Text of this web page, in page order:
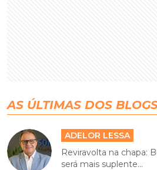
AS ÚLTIMAS DOS
ADELOR LESSA
Reviravolta na chapa:
será mais suplente...